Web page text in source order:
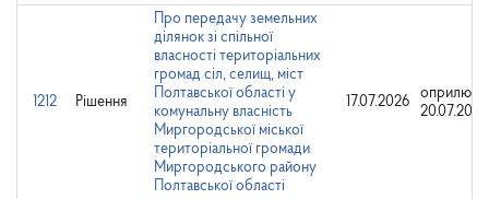
1212 Рішення
Про передачу земельних
ділянок зі спільної
власності територіальних
громад сіл, селищ, міст
Полтавської області у
комунальну власність
Миргородської міської
територіальної громади
Миргородського району
Полтавської області
17.07.2026
20.07.2026